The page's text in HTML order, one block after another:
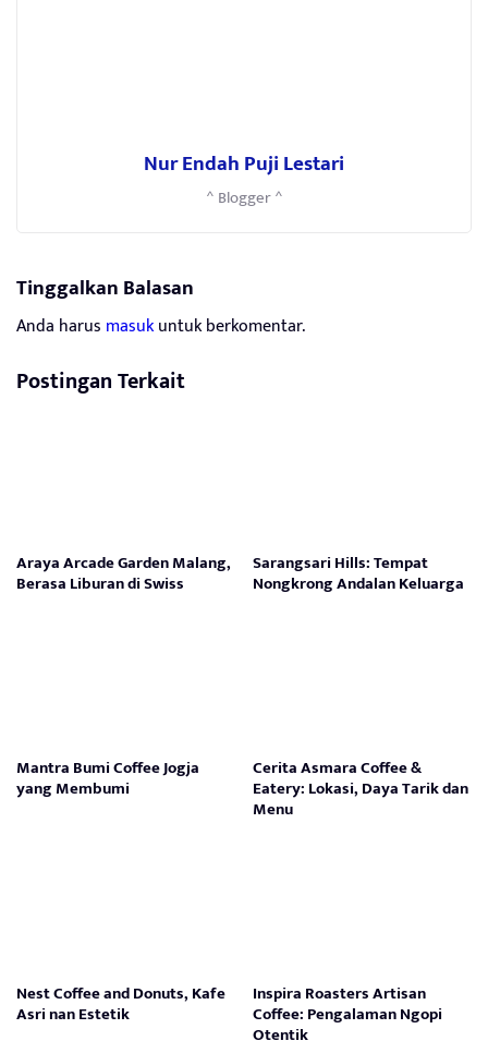
Nur Endah Puji Lestari
^ Blogger ^
Tinggalkan Balasan
Anda harus masukuntuk berkomentar.
Postingan Terkait
Araya Arcade Garden Malang,
Berasa Liburan di Swiss
Sarangsari Hills: Tempat
Nongkrong Andalan Keluarga
Mantra Bumi Coffee Jogja
yang Membumi
Cerita Asmara Coffee &
Eatery: Lokasi, Daya Tarik dan
Menu
Nest Coffee and Donuts, Kafe
Asri nan Estetik
Inspira Roasters Artisan
Coffee: Pengalaman Ngopi
Otentik